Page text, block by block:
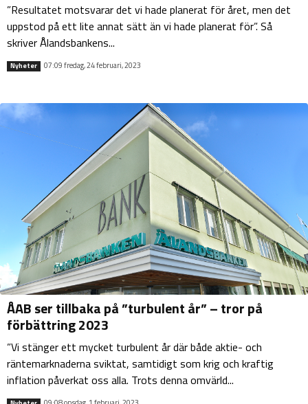
”Resultatet motsvarar det vi hade planerat för året, men det
uppstod på ett lite annat sätt än vi hade planerat för”. Så
skriver Ålandsbankens...
Nyheter 07:09 fredag, 24 februari, 2023
ÅAB ser tillbaka på ”turbulent år” – tror på
förbättring 2023
”Vi stänger ett mycket turbulent år där både aktie- och
räntemarknaderna sviktat, samtidigt som krig och kraftig
inflation påverkat oss alla. Trots denna omvärld...